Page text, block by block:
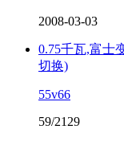
2008-03-03
0.75千瓦,富士
切换)
55v66
59/2129